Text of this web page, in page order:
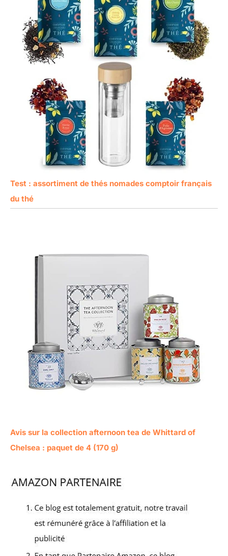
Test : assortiment de thés nomades comptoir français
du thé
Avis sur la collection afternoon tea de Whittard of
Chelsea : paquet de 4 (170 g)